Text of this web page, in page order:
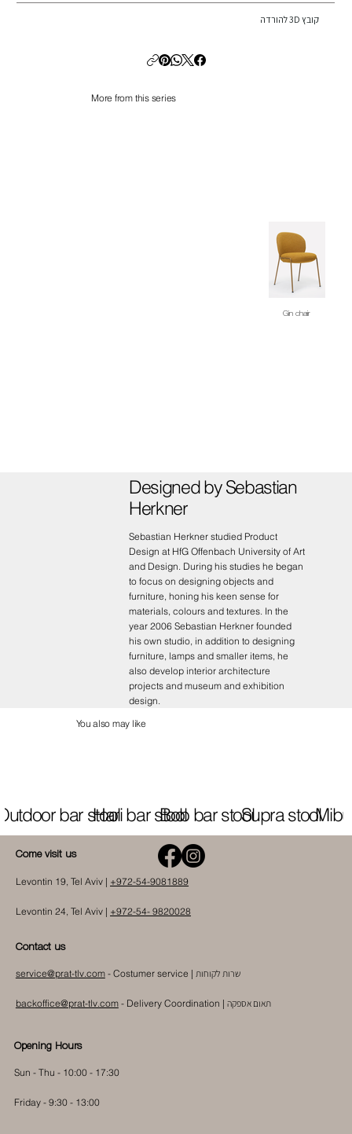
קובץ 3D להורדה
More from this series
Gin chair
Designed by Sebastian
Herkner
Sebastian Herkner studied Product
Design at HfG Offenbach University of Art
and Design. During his studies he began
to focus on designing objects and
furniture, honing his keen sense for
materials, colours and textures. In the
year 2006 Sebastian Herkner founded
his own studio, in addition to designing
furniture, lamps and smaller items, he
also develop interior architecture
projects and museum and exhibition
design.
bar stoolHari bar stoolBob bar stoolSupra stool
You also may like
Come visit us
Levontin 19, Tel Aviv | +972-54-9081889
Levontin 24, Tel Aviv | +972-54- 9820028
Contact us
service@prat-tlv.com- Costumer service | שרות לקוחות
backoffice@prat-tlv.com- Delivery Coordination | תאום אספקה
Opening Hours
Sun - Thu - 10:00 - 17:30
Friday - 9:30 - 13:00